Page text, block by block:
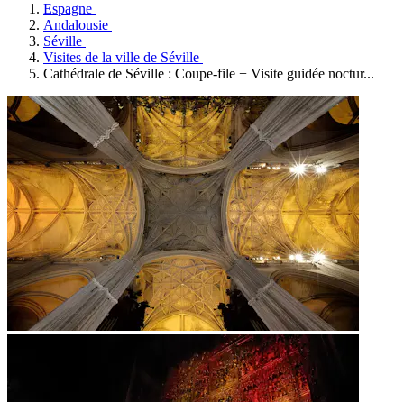
Espagne
Andalousie
Séville
Visites de la ville de Séville
Cathédrale de Séville : Coupe-file + Visite guidée noctur...